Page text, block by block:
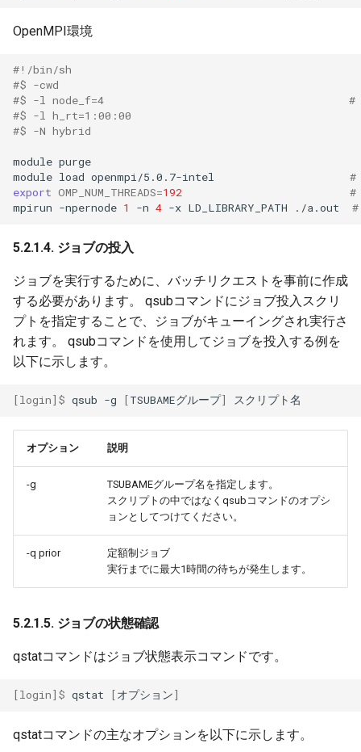
OpenMPI環境
#!/bin/sh
#$ -cwd
#$ -l node_f=4                                      # 資源タ
#$ -l h_rt=1:00:00
#$ -N hybrid
module purge
module load openmpi/5.0.7-intel
#
export OMP_NUM_THREADS=192
#
mpirun -npernode 1 -n 4 -x LD_LIBRARY_PATH ./a.out #
5.2.1.4. ジョブの投入
ジョブを実行するために、バッチリクエストを事前に作成
する必要があります。 qsubコマンドにジョブ投入スクリ
プトを指定することで、ジョブがキューイングされ実行さ
れます。 qsubコマンドを使用してジョブを投入する例を
以下に示します。
[login]$ qsub -g [TSUBAMEグループ]
オプション 説明
-g
TSUBAMEグループ名を指定します。
スクリプトの中ではなくqsubコマンドのオプシ
ョンとしてつけてください。
-q prior
定額制ジョブ
実行までに最大1時間の待ちが発生します。
5.2.1.5. ジョブの状態確認
qstatコマンドはジョブ状態表示コマンドです。
[login]$ qstat [オプション]
qstatコマンドの主なオプションを以下に示します。